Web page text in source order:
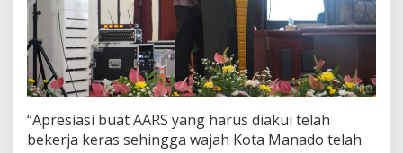
“Apresiasi buat AARS yang harus diakui telah
bekerja keras sehingga wajah Kota Manado telah